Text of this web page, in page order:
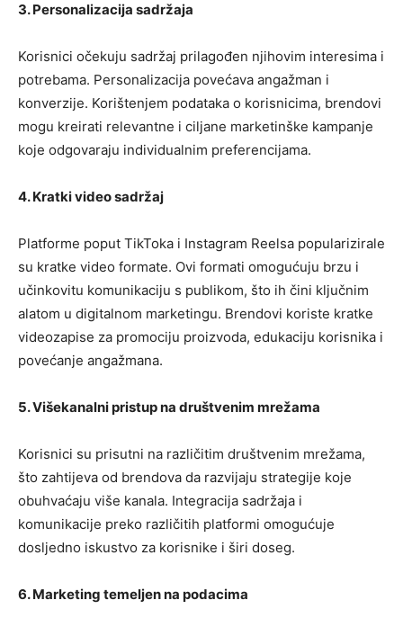
3. Personalizacija sadržaja
Korisnici očekuju sadržaj prilagođen njihovim interesima i
potrebama. Personalizacija povećava angažman i
konverzije. Korištenjem podataka o korisnicima, brendovi
mogu kreirati relevantne i ciljane marketinške kampanje
koje odgovaraju individualnim preferencijama.
4. Kratki video sadržaj
Platforme poput TikToka i Instagram Reelsa popularizirale
su kratke video formate. Ovi formati omogućuju brzu i
učinkovitu komunikaciju s publikom, što ih čini ključnim
alatom u digitalnom marketingu. Brendovi koriste kratke
videozapise za promociju proizvoda, edukaciju korisnika i
povećanje angažmana.
5. Višekanalni pristup na društvenim mrežama
Korisnici su prisutni na različitim društvenim mrežama,
što zahtijeva od brendova da razvijaju strategije koje
obuhvaćaju više kanala. Integracija sadržaja i
komunikacije preko različitih platformi omogućuje
dosljedno iskustvo za korisnike i širi doseg.
6. Marketing temeljen na podacima